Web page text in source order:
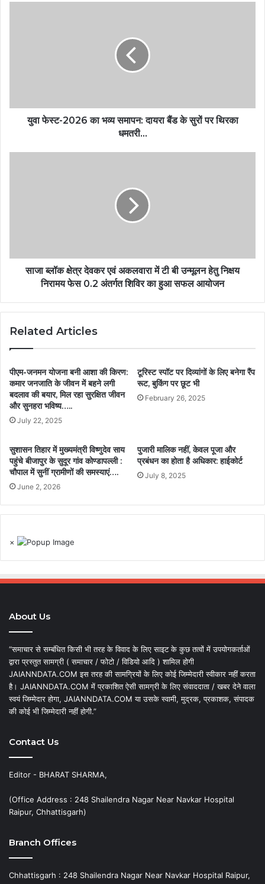
युवा फेस्ट-2026 का भव्य समापन: दायरा बैंड के सुरों पर थिरका
धमतरी…
साजा ब्लॉक क्षेत्र देवकर एवं अकलवारा में टी बी उन्मूलन हेतु निक्षय
निरामय फेस 0.2 अंतर्गत शिविर का हुआ सफल आयोजन
Related Articles
पीएम-जनमन योजना बनी आशा की किरण:
कमार जनजाति के जीवन में बहने लगी
बदलाव की बयार, मिल रहा सुरक्षित जीवन
और सुनहरा भविष्य…..
July 22, 2025
टूरिस्ट स्पॉट पर दिव्यांगों के लिए बनेगा रैंप
रूट, बुकिंग पर छूट भी
February 26, 2025
सुशासन तिहार में मुख्यमंत्री विष्णुदेव साय
पहुंचे बीजापुर के सुदूर गांव कोण्डापल्ली :
चौपाल में सुनीं ग्रामीणों की समस्याएं….
June 2, 2026
पुजारी मालिक नहीं, केवल पूजा और
प्रबंधन का होता है अधिकार: हाईकोर्ट
July 8, 2025
×
About Us
“समाचार से सम्बंधित किसी भी तरह के विवाद के लिए साइट के कुछ तत्वों में उपयोगकर्ताओं
द्वारा प्रस्तुत सामग्री ( समाचार / फोटो / विडियो आदि ) शामिल होगी
JAIANNDATA.COM इस तरह की सामग्रियों के लिए कोई जिम्मेदारी स्वीकार नहीं करता
है। JAIANNDATA.COM में प्रकाशित ऐसी सामग्री के लिए संवाददाता / खबर देने वाला
स्वयं जिम्मेदार होगा, JAIANNDATA.COM या उसके स्वामी, मुद्रक, प्रकाशक, संपादक
की कोई भी जिम्मेदारी नहीं होगी.”
Contact Us
Editor - BHARAT SHARMA,
(Office Address : 248 Shailendra Nagar Near Navkar Hospital
Raipur, Chhattisgarh)
Branch Offices
Chhattisgarh : 248 Shailendra Nagar Near Navkar Hospital Raipur,